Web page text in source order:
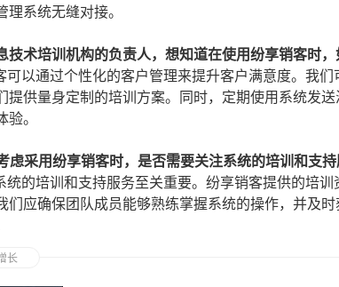
系统无缝对接。
技术培训机构的负责人，想知道在使用纷享销客时，
可以通过个性化的客户管理来提升客户满意度。我
提供量身定制的培训方案。同时，定期使用系统发
。
虑采用纷享销客时，是否需要关注系统的培训和支持
统的培训和支持服务至关重要。纷享销客提供的培
们应确保团队成员能够熟练掌握系统的操作，并及
长